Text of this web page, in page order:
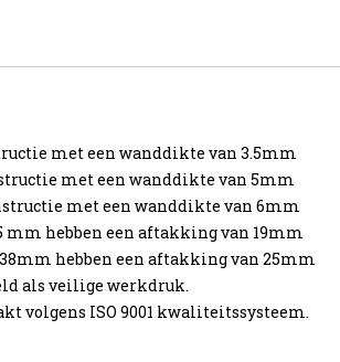
met een wanddikte van 3.5mm
met een wanddikte van 5mm
met een wanddikte van 6mm
hebben een aftakking van 19mm
hebben een aftakking van 25mm
als veilige werkdruk.
volgens ISO 9001 kwaliteitssysteem.